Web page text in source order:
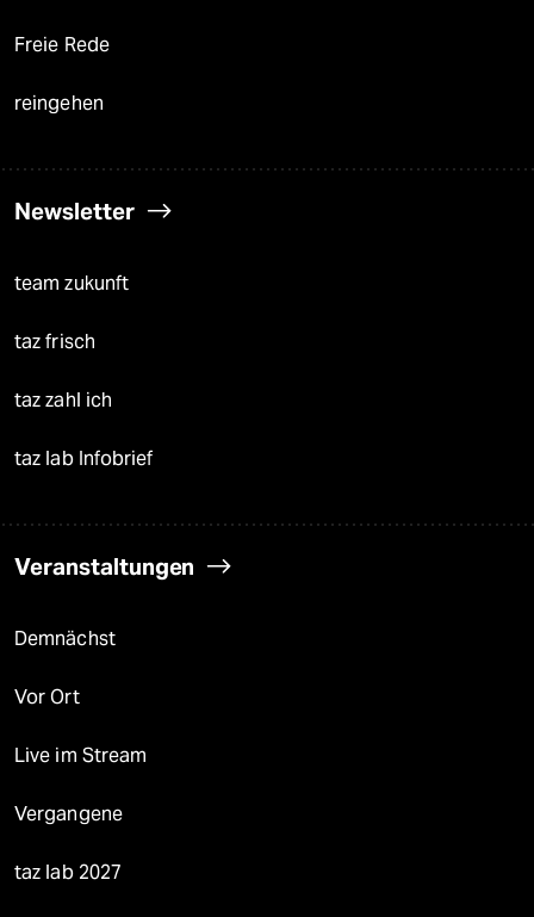
Freie Rede
reingehen
Newsletter
team zukunft
taz frisch
taz zahl ich
taz lab Infobrief
Veranstaltungen
Demnächst
Vor Ort
Live im Stream
Vergangene
taz lab 2027